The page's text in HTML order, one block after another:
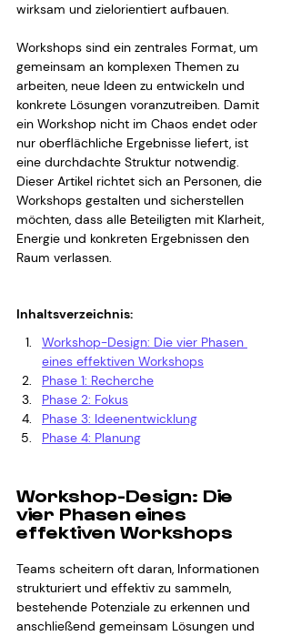
wirksam und zielorientiert aufbauen.
Workshops sind ein zentrales Format, um
gemeinsam an komplexen Themen zu
arbeiten, neue Ideen zu entwickeln und
konkrete Lösungen voranzutreiben. Damit
ein Workshop nicht im Chaos endet oder
nur oberflächliche Ergebnisse liefert, ist
eine durchdachte Struktur notwendig.
Dieser Artikel richtet sich an Personen, die
Workshops gestalten und sicherstellen
möchten, dass alle Beteiligten mit Klarheit,
Energie und konkreten Ergebnissen den
Raum verlassen.
Inhaltsverzeichnis:
Workshop-Design: Die vier Phasen
eines effektiven Workshops
Phase 1: Recherche
Phase 2: Fokus
Phase 3: Ideenentwicklung
Phase 4: Planung
Workshop-Design: Die
vier Phasen eines
effektiven Workshops
Teams scheitern oft daran, Informationen
strukturiert und effektiv zu sammeln,
bestehende Potenziale zu erkennen und
anschließend gemeinsam Lösungen und